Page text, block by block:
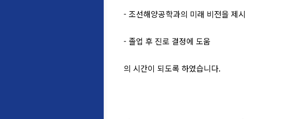
- 조선해양공학과의 미래 비전을 제시
- 졸업 후 진로 결정에 도움
의 시간이 되도록 하였습니다.